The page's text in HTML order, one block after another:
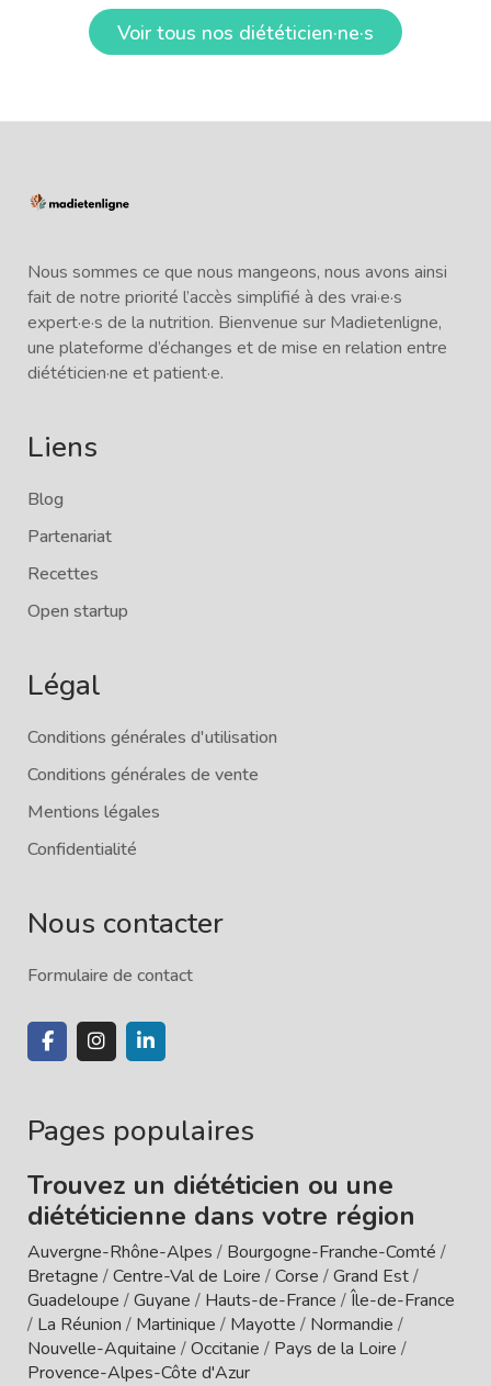
Voir tous nos diététicien·ne·s
Nous sommes ce que nous mangeons, nous avons ainsi
fait de notre priorité l’accès simplifié à des vrai·e·s
expert·e·s de la nutrition. Bienvenue sur Madietenligne,
une plateforme d’échanges et de mise en relation entre
diététicien·ne et patient·e.
Liens
Blog
Partenariat
Recettes
Open startup
Légal
Conditions générales d'utilisation
Conditions générales de vente
Mentions légales
Confidentialité
Nous contacter
Formulaire de contact
Pages populaires
Trouvez un diététicien ou une
diététicienne dans votre région
Auvergne-Rhône-Alpes / Bourgogne-Franche-Comté /
Bretagne /Centre-Val de Loire /Corse /Grand Est/
Guadeloupe /Guyane / Hauts-de-France /Île-de-France
/ La Réunion / Martinique / Mayotte / Normandie /
Nouvelle-Aquitaine /Occitanie / Pays de la Loire /
Provence-Alpes-Côte d'Azur